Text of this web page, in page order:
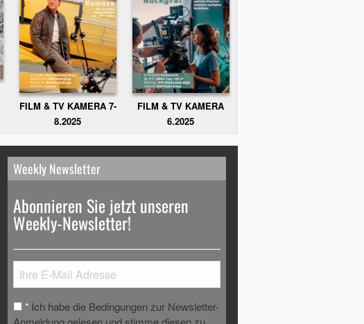
FILM & TV KAMERA 7-
8.2025
FILM & TV KAMERA
6.2025
Weekly Newsletter
Abonnieren Sie jetzt unseren
Weekly-Newsletter!
* Ich habe die Bedingungen zur Newsletter-